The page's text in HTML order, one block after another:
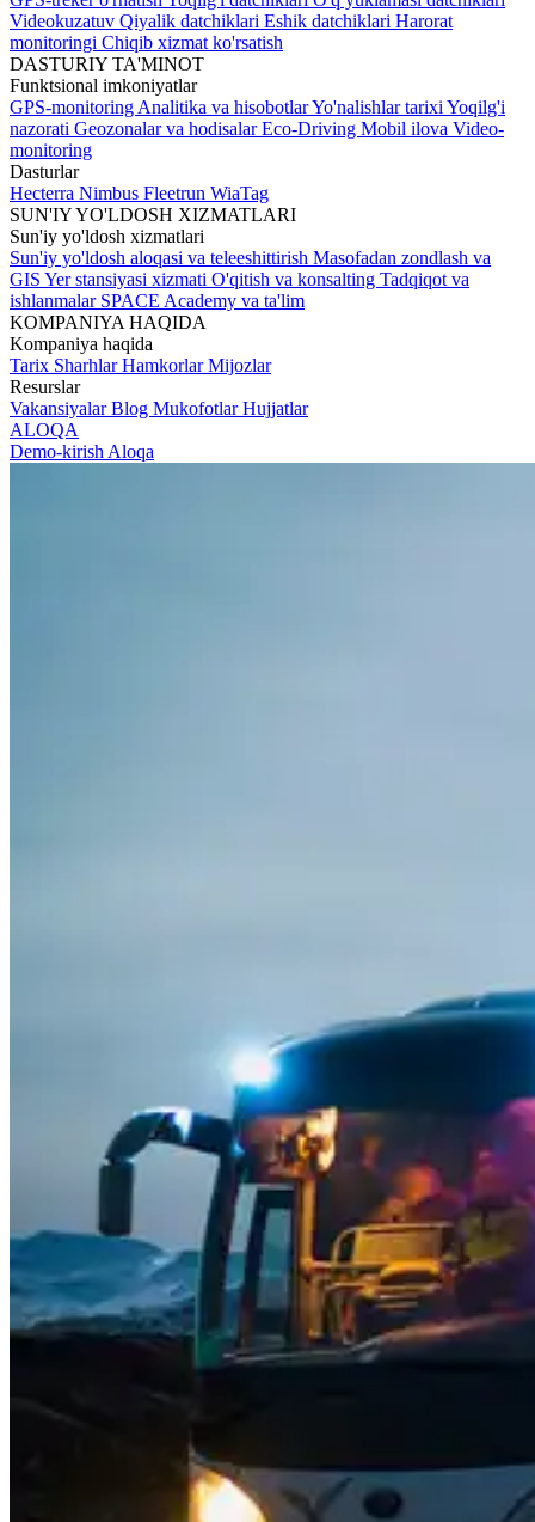
Videokuzatuv Qiyalik datchiklari Eshik datchiklari Harorat
monitoringi Chiqib xizmat ko'rsatish
DASTURIY TA'MINOT
Funktsional imkoniyatlar
GPS-monitoring Analitika va hisobotlarYo'nalishlar tarixi Yoqilg'i
nazorati Geozonalar va hodisalarEco-Driving Mobil ilova Video-
monitoring
Dasturlar
Hecterra Nimbus Fleetrun WiaTag
SUN'IY YO'LDOSH XIZMATLARI
Sun'iy yo'ldosh xizmatlari
Sun'iy yo'ldosh aloqasi va teleeshittirish Masofadan zondlash va
GIS Yer stansiyasi xizmati O'qitish va konsalting Tadqiqot va
ishlanmalar SPACE Academy va ta'lim
KOMPANIYA HAQIDA
Kompaniya haqida
Tarix SharhlarHamkorlarMijozlar
Resurslar
VakansiyalarBlog MukofotlarHujjatlar
ALOQA
Demo-kirish Aloqa